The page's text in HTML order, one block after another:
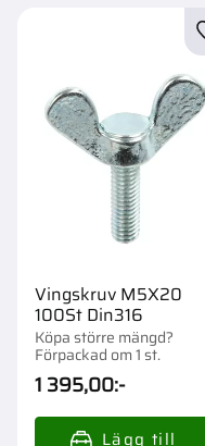
Vingskruv M5X20
100St Din316
Köpa större mängd?
Förpackad om 1 st.
1 395,00:-